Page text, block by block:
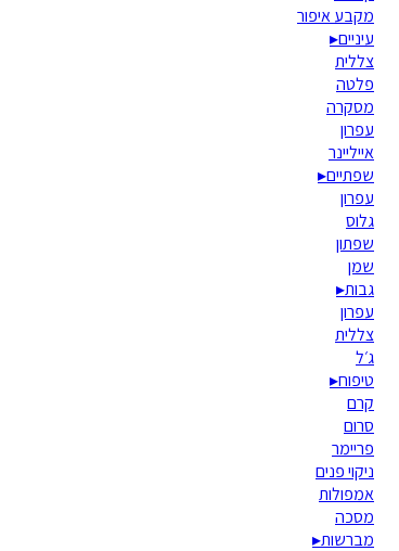
מקבע איפור
עיניים▸
צללית
פלטה
מסקרה
עפרון
אייליינר
שפתיים▸
עפרון
גלוס
שפתון
שמן
גבות▸
עפרון
צללית
ג׳ל
טיפוח▸
קרם
סרום
פריימר
ניקוי פנים
אמפולות
מסכה
מברשות▸